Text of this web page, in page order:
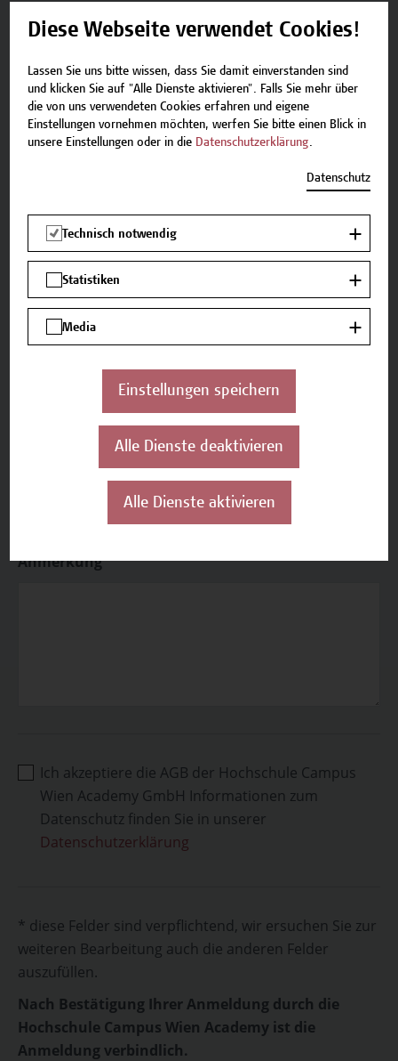
Ort *
Land
Wie haben Sie von uns erfahren?
Website der Hochschule Campus Wien
Presse
Empfehlung von Bekannten
Anmerkung
Ich akzeptiere die AGB der Hochschule Campus
Wien Academy GmbH Informationen zum
Datenschutz finden Sie in unserer
Datenschutzerklärung
* diese Felder sind verpflichtend, wir ersuchen Sie zur
weiteren Bearbeitung auch die anderen Felder
auszufüllen.
Nach Bestätigung Ihrer Anmeldung durch die
Hochschule Campus Wien Academy ist die
Anmeldung verbindlich.
Diese Webseite verwendet Cookies!
Lassen Sie uns bitte wissen, dass Sie damit einverstanden sind
und klicken Sie auf "Alle Dienste aktivieren". Falls Sie mehr über
die von uns verwendeten Cookies erfahren und eigene
Einstellungen vornehmen möchten, werfen Sie bitte einen Blick in
unsere Einstellungen oder in die Datenschutzerklärung.
Datenschutz
Technisch notwendig
Statistiken
Media
Einstellungen speichern
Alle Dienste deaktivieren
Alle Dienste aktivieren